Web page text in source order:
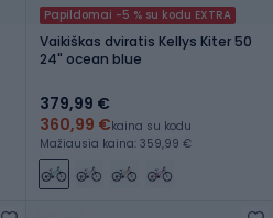
Papildomai -5 % su kodu EXTRA
Vaikiškas dviratis Kellys Kiter 50
24" ocean blue
379,99 €
360,99 €kaina su kodu
Mažiausia kaina: 359,99 €